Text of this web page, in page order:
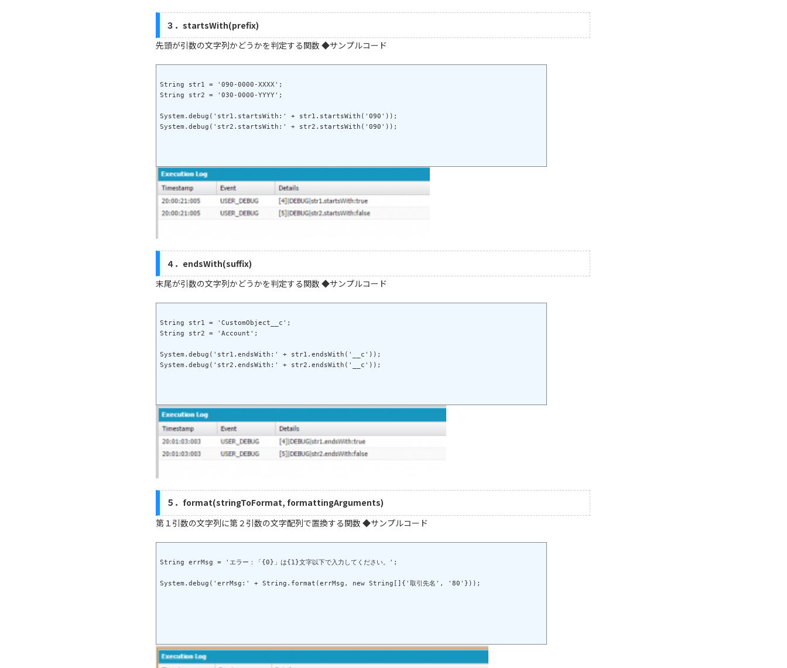
３．startsWith(prefix)
先頭が引数の文字列かどうかを判定する関数 ◆サンプルコード
String str1 = '090-0000-XXXX';
String str2 = '030-0000-YYYY';
System.debug('str1.startsWith:' + str1.startsWith('090'));
４．endsWith(suffix)
末尾が引数の文字列かどうかを判定する関数 ◆サンプルコード
String str1 = 'CustomObject__c';
String str2 = 'Account';
System.debug('str1.endsWith:' + str1.endsWith('__c'));
５．format(stringToFormat, formattingArguments)
第１引数の文字列に第２引数の文字配列で置換する関数 ◆サンプルコード
String errMsg = 'エラー：「{0}」は{1}文字以下で入力してください。';